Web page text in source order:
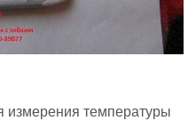
измерения температуры